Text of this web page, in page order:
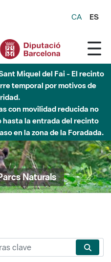
CA ES
Miquel del Fai - El recinto
temporal por motivos de
con movilidad reducida no
hasta la entrada del recinto
en la zona de la Foradada.
Naturals